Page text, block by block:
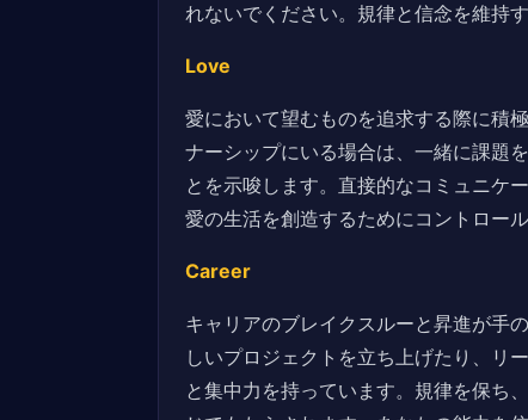
れないでください。規律と信念を維持
Love
愛において望むものを追求する際に積
ナーシップにいる場合は、一緒に課題
とを示唆します。直接的なコミュニケ
愛の生活を創造するためにコントロー
Career
キャリアのブレイクスルーと昇進が手
しいプロジェクトを立ち上げたり、リ
と集中力を持っています。規律を保ち